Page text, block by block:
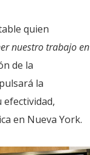
quien
nuestro trabajo en
de la
la
efectividad,
en Nueva York.